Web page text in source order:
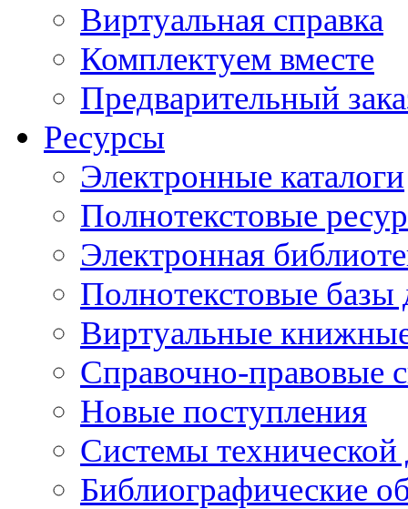
Виртуальная справка
Комплектуем вместе
Предварительный
Ресурсы
Электронные каталоги
Полнотекстовые
Электронная
Полнотекстовые
Виртуальные
Справочно-правовые
Новые поступления
Cистемы
Библиографические